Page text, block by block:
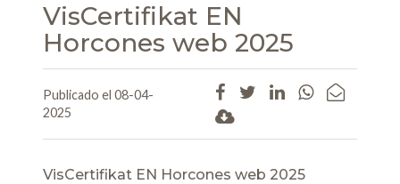
VisCertifikat EN
Horcones web 2025
Publicado el 08-04-
2025
VisCertifikat EN Horcones web 2025